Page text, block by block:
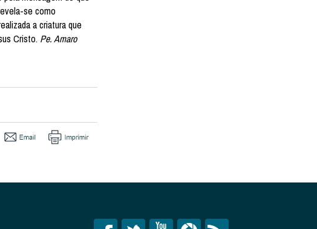
se como
a criatura que
Cristo. Pe. Amaro